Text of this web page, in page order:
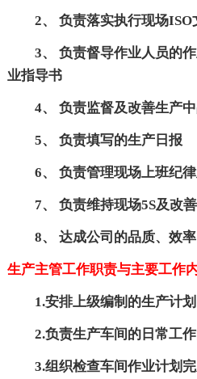
2、 负责落实执行现场ISO
3、 负责督导作业人员的作
业指导书
4、 负责监督及改善生产中
5、 负责填写的生产日报
6、 负责管理现场上班纪律
7、 负责维持现场5S及改善
8、 达成公司的品质、效率
生产主管工作职责与主要工作
1.安排上级编制的生产计划
2.负责生产车间的日常工作
3.组织检查车间作业计划完